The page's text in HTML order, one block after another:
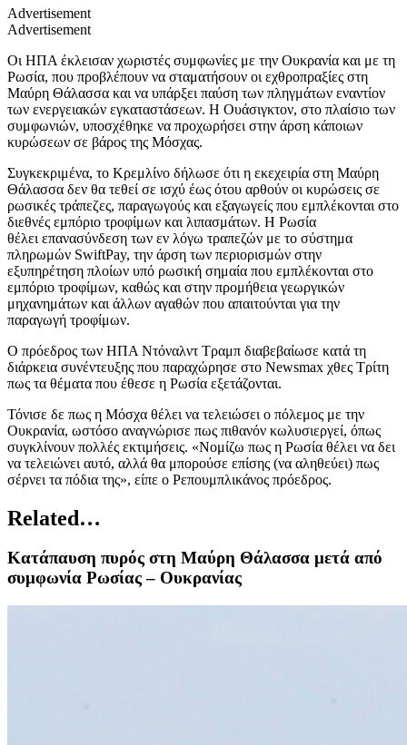
Advertisement
Advertisement
Οι ΗΠΑ έκλεισαν χωριστές συμφωνίες με την Ουκρανία και με τη
Ρωσία, που προβλέπουν να σταματήσουν οι εχθροπραξίες στη
Μαύρη Θάλασσα και να υπάρξει παύση των πληγμάτων εναντίον
των ενεργειακών εγκαταστάσεων. Η Ουάσιγκτον, στο πλαίσιο των
συμφωνιών, υποσχέθηκε να προχωρήσει στην άρση κάποιων
κυρώσεων σε βάρος της Μόσχας.
Συγκεκριμένα, το Κρεμλίνο δήλωσε ότι η εκεχειρία στη Μαύρη
Θάλασσα δεν θα τεθεί σε ισχύ έως ότου αρθούν οι κυρώσεις σε
ρωσικές τράπεζες, παραγωγούς και εξαγωγείς που εμπλέκονται στο
διεθνές εμπόριο τροφίμων και λιπασμάτων. Η Ρωσία
θέλει επανασύνδεση των εν λόγω τραπεζών με το σύστημα
πληρωμών SwiftPay, την άρση των περιορισμών στην
εξυπηρέτηση πλοίων υπό ρωσική σημαία που εμπλέκονται στο
εμπόριο τροφίμων, καθώς και στην προμήθεια γεωργικών
μηχανημάτων και άλλων αγαθών που απαιτούνται για την
παραγωγή τροφίμων.
Ο πρόεδρος των ΗΠΑ Ντόναλντ Τραμπ διαβεβαίωσε κατά τη
διάρκεια συνέντευξης που παραχώρησε στο Newsmax χθες Τρίτη
πως τα θέματα που έθεσε η Ρωσία εξετάζονται.
Τόνισε δε πως η Μόσχα θέλει να τελειώσει ο πόλεμος με την
Ουκρανία, ωστόσο αναγνώρισε πως πιθανόν κωλυσιεργεί, όπως
συγκλίνουν πολλές εκτιμήσεις. «Νομίζω πως η Ρωσία θέλει να δει
να τελειώνει αυτό, αλλά θα μπορούσε επίσης (να αληθεύει) πως
σέρνει τα πόδια της», είπε ο Ρεπουμπλικάνος πρόεδρος.
Related…
Κατάπαυση πυρός στη Μαύρη Θάλασσα μετά από
συμφωνία Ρωσίας – Ουκρανίας